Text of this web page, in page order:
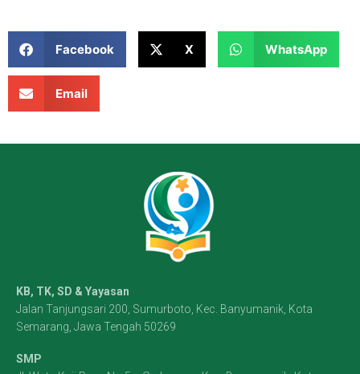
Facebook X WhatsApp
Email
KB, TK, SD & Yayasan
Jalan Tanjungsari 200, Sumurboto, Kec. Banyumanik, Kota
Semarang, Jawa Tengah 50269
SMP